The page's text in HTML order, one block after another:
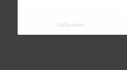
Saiba mais